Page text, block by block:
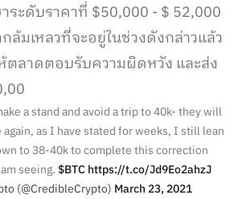
ระดับราคาที่ $50,000 - $ 52,000
กล้มเหลวที่จะอยู่ในช่วงดังกล่าวแล้ว
ตลาดตอบรับความผิดหวัง และส่ง
a stand and avoid a trip to 40k- they will
as I have stated for weeks, I still lean
to 38-40k to complete this correction
seeing.$BTChttps://t.co/Jd9Eo2ahzJ
(@CredibleCrypto) March 23, 2021